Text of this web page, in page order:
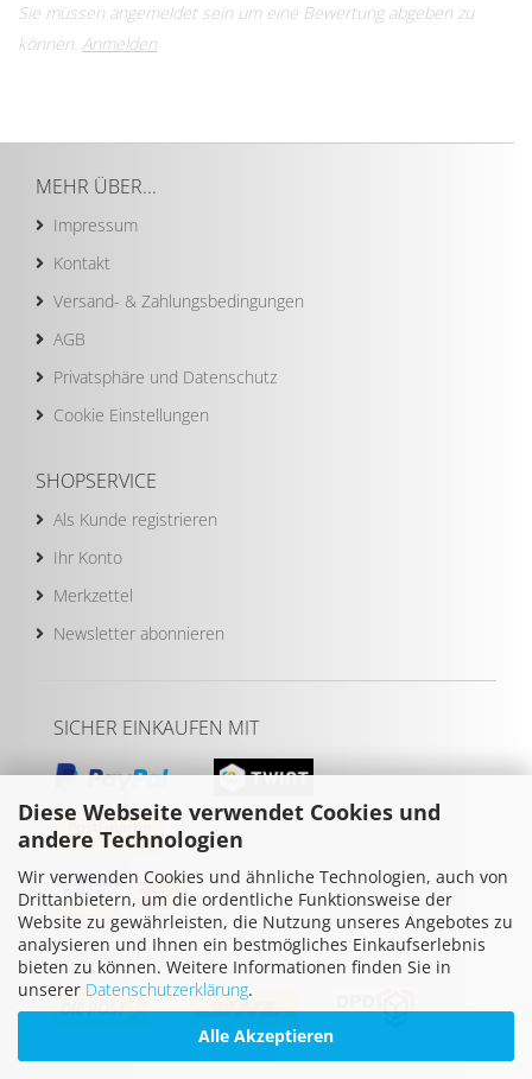
Diese Webseite verwendet Cookies und
andere Technologien
Wir verwenden Cookies und ähnliche Technologien, auch von
Drittanbietern, um die ordentliche Funktionsweise der
Website zu gewährleisten, die Nutzung unseres Angebotes zu
analysieren und Ihnen ein bestmögliches Einkaufserlebnis
bieten zu können. Weitere Informationen finden Sie in
unserer Datenschutzerklärung.
Alle Akzeptieren
Sie müssen angemeldet sein um eine Bewertung abgeben zu
können. Anmelden
MEHR ÜBER...
Impressum
Kontakt
Versand- & Zahlungsbedingungen
AGB
Privatsphäre und Datenschutz
Cookie Einstellungen
SHOPSERVICE
Als Kunde registrieren
Ihr Konto
Merkzettel
Newsletter abonnieren
SICHER EINKAUFEN MIT
WIR VERSENDEN MIT